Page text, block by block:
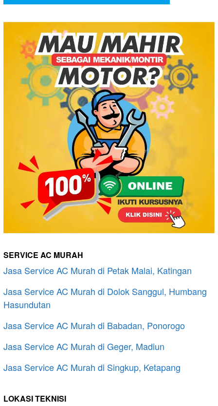
SERVICE AC MURAH
Jasa Service AC Murah di Petak Malai, Katingan
Jasa Service AC Murah di Dolok Sanggul, Humbang
Hasundutan
Jasa Service AC Murah di Babadan, Ponorogo
Jasa Service AC Murah di Geger, Madiun
Jasa Service AC Murah di Singkup, Ketapang
LOKASI TEKNISI